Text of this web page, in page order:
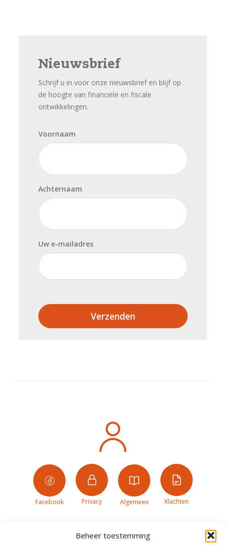
Beheer toestemming
Nieuwsbrief
Schrijf u in voor onze nieuwsbrief en blijf op
de hoogte van financiële en fiscale
ontwikkelingen.
Voornaam
Achternaam
Uw e-mailadres
Verzenden
Facebook Privacy Algemeen Klachten